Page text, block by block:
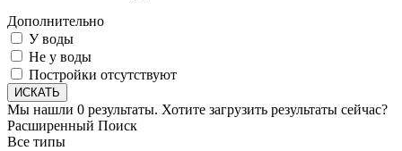
Дополнительно
У воды
Не у воды
Постройки отсутствуют
Мы нашли 0 результаты. Хотите загрузить результаты сейчас?
Расширенный Поиск
Все типы